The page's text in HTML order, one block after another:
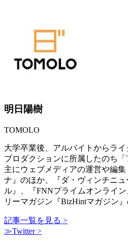
明日陽樹
TOMOLO
大学卒業後、アルバイトからラ
プロダクションに所属したのち「
主にウェブメディアの運営や編
ナ』のほか、『ダ・ヴィンチニ
ル』、『FNNプライムオンライ
リーマガジン『BizHintマガジン
記事一覧を見る >
≫Twitter >